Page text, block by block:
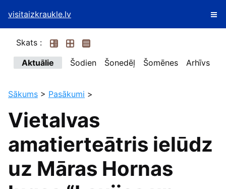
visitaizkraukle.lv
Skats :
Aktuālie
Šodien Šonedēļ Šomēnes Arhīvs
Sākums > Pasākumi >
Vietalvas
amatierteātris ielūdz
uz Māras Hornas